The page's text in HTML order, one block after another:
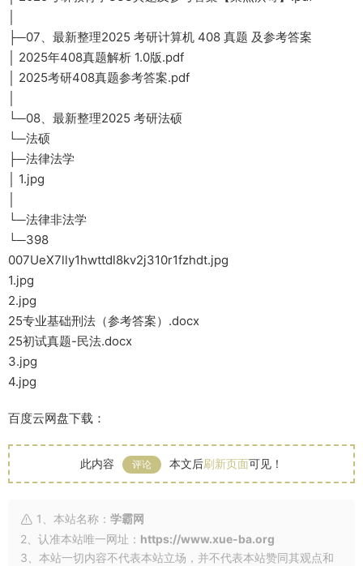
├─07、最新整理2025 考研计算机 408 真题 及参考答案
│ 2025年408真题解析 1.0版.pdf
│ 2025考研408真题参考答案.pdf
└─08、最新整理2025 考研法硕
└─法硕
├─法律法学
│ 1.jpg
└─法律非法学
└─398
007UeX7lly1hwttdl8kv2j310r1fzhdt.jpg
1.jpg
2.jpg
25专业基础刑法（参考答案）.docx
25初试真题-民法.docx
3.jpg
4.jpg
百度云网盘下载：
此内容 评论 本文后刷新页面可见！
1、本站名称： 学霸网
2、认准本站唯一网址： https://www.xue-ba.org
3、本站一切内容不代表本站立场，并不代表本站赞同其观点和